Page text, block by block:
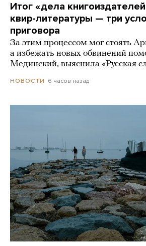
Итог «дела
квир-литературы — три
приговора
За этим процессом мог стоять
а избежать новых обвинений
Мединский, выяснила «Русская
НОВОСТИ 6 часов назад